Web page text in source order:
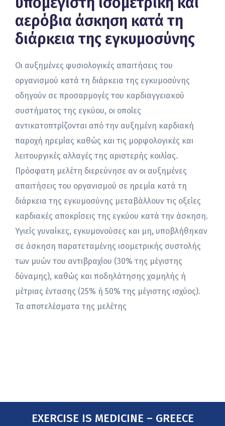
αερόβια άσκηση κατά τη
διάρκεια της εγκυμοσύνης
Οι αυξημένες φυσιολογικές απαιτήσεις του
οργανισμού κατά τη διάρκεια της εγκυμοσύνης
οδηγούν σε προσαρμογές του καρδιαγγειακού
συστήματος της εγκύου, οι οποίες
αντικατοπτρίζονται από την αυξημένη καρδιακή
παροχή ηρεμίας καθώς και τις μορφολογικές και
λειτουργικές αλλαγές της αριστερής κοιλίας.
Πρόσφατη μελέτη διερεύνησε αν οι αυξημένες
απαιτήσεις του οργανισμού σε ηρεμία κατά τη
διάρκεια της εγκυμοσύνης μεταβάλλουν τις οξείες
καρδιακές αποκρίσεις της εγκύου κατά την άσκηση.
Υγιείς γυναίκες, εγκυμονούσες και μη, υποβλήθηκαν
σε άσκηση παρατεταμένης ισομετρικής συστολής
των μυών του αντιβραχίου (30% της μέγιστης
δύναμης), καθώς και ποδηλάτησης χαμηλής ή
μέτριας έντασης (25% ή 50% της μέγιστης ισχύος).
Τα αποτελέσματα της μελέτης
EXERCISE IS MEDICINE – GREECE